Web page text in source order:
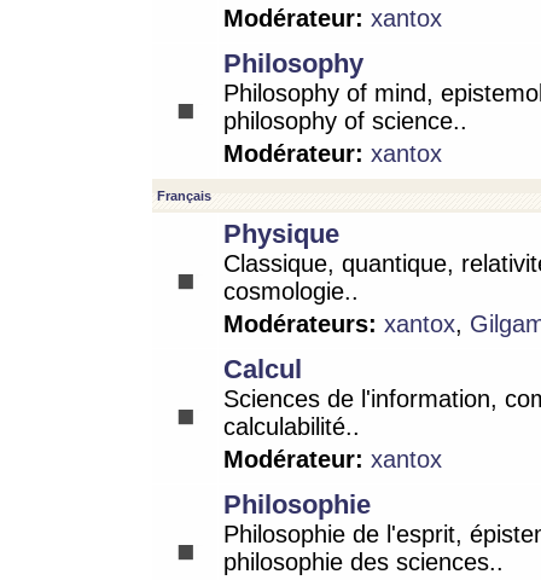
Modérateur: xantox
Philosophy
Philosophy of mind,
philosophy of science..
Modérateur: xantox
Français
Physique
Classique, quantique,
cosmologie..
Modérateurs: xantox,
Calcul
Sciences de l'information,
calculabilité..
Modérateur: xantox
Philosophie
Philosophie de l'esprit,
philosophie des sciences..